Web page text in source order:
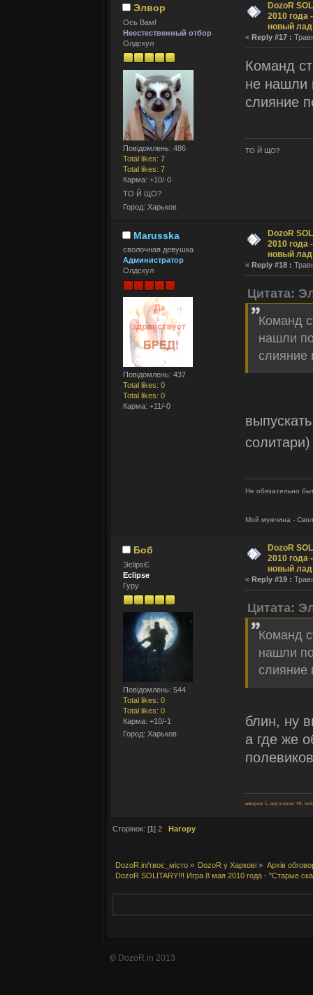
Элвор
Ось Вам!
Неестественный отбор
Олдскул
Повідомлень: 486
Total likes: 7
Total likes: 7
Карма: +10/-0
ТО Й ЩО?
Город: Харьков
DozoR
2010 года
новый
« Reply #17 :
Команд
не нашли
слияние
ТО Й ЩО?
Marusska
сволочная девушка
Администратор
Олдскул
Повідомлень: 437
Total likes: 0
Total likes: 0
Карма: +11/-0
DozoR
2010 года
новый
« Reply #18 :
Цитата:
Команд
нашли
Не обязательно
Мой мужчина -
Боб
ЭclipsЄ
Eclipse
Гуру
Повідомлень: 544
Total likes: 0
Total likes: 0
Карма: +10/-1
Город: Харьков
DozoR
2010 года
новый
« Reply #19 :
Цитата:
Команд
нашли
блин, ну
а где же
авторок: 5, игр в поле: 49,
Сторінок: [1]2 Нагору
DozoR.in/твоє_місто » DozoR у Харкові » Архів
DozoR SOLITARY!!! Игра 8 мая 2010 года - "Старые
© DozoR.in 2013